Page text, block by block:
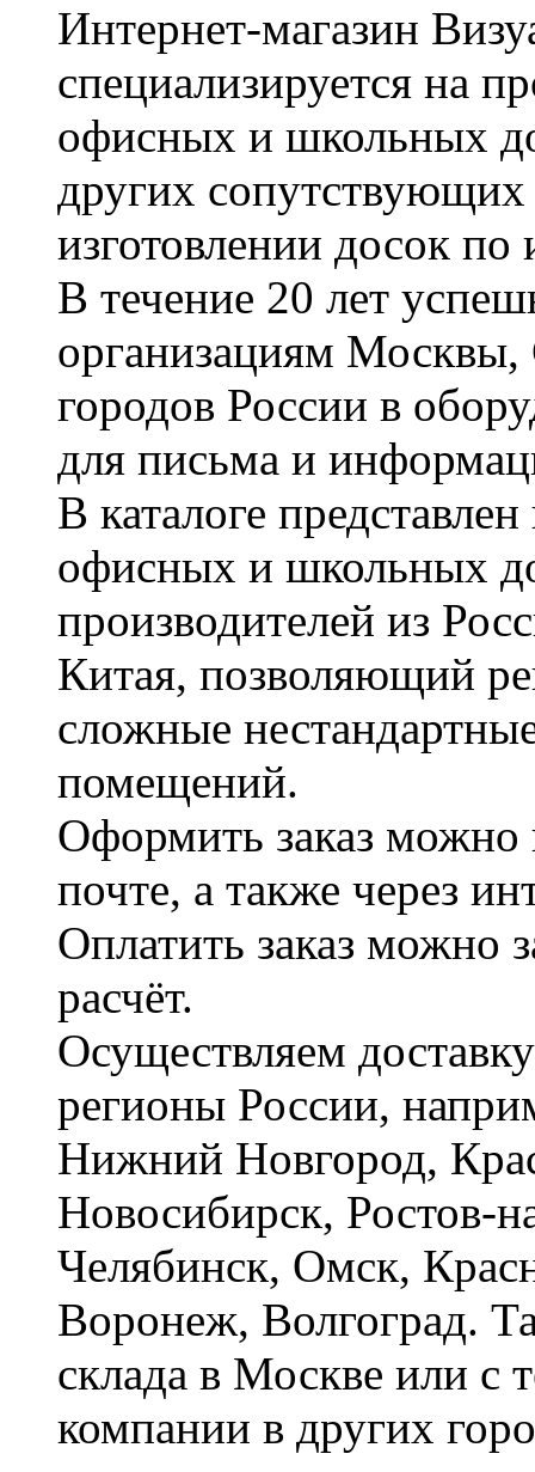
Интернет-магазин
специализируется на
офисных и школьных
других сопутствующих
изготовлении досок по
В течение 20 лет
организациям Москвы,
городов России в
для письма и
В каталоге
офисных и школьных
производителей из
Китая, позволяющий
сложные
помещений.
Оформить заказ можно
почте, а также через
Оплатить заказ можно
расчёт.
Осуществляем
регионы России,
Нижний Новгород,
Новосибирск, Ростов-
Челябинск, Омск,
Воронеж, Волгоград.
склада в Москве или с
компании в других